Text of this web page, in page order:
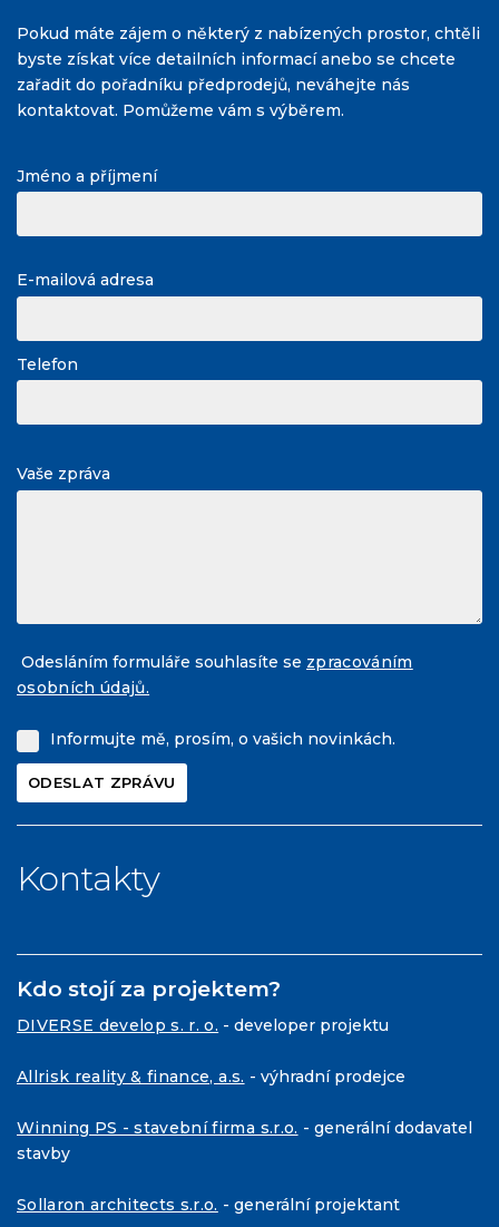
Pokud máte zájem o některý z nabízených prostor, chtěli
byste získat více detailních informací anebo se chcete
zařadit do pořadníku předprodejů, neváhejte nás
kontaktovat. Pomůžeme vám s výběrem.
Jméno a příjmení
E-mailová adresa
Telefon
Vaše zpráva
Odesláním formuláře souhlasíte se zpracováním
osobních údajů.
Informujte mě, prosím, o vašich novinkách.
Kontakty
Kdo stojí za projektem?
DIVERSE develop s. r. o. - developer projektu
Allrisk reality & finance, a.s. - výhradní prodejce
Winning PS - stavební firma s.r.o. - generální dodavatel
stavby
Sollaron architects s.r.o. - generální projektant